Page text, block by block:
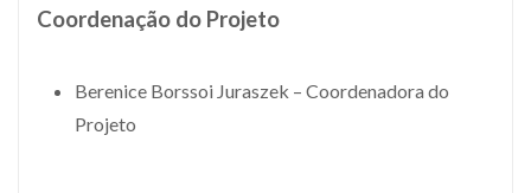
Coordenação do Projeto
Berenice Borssoi Juraszek – Coordenadora do
Projeto